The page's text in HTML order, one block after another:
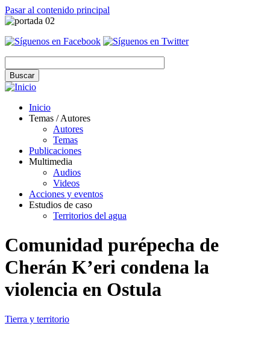
Pasar al contenido principal
Inicio
Temas / Autores
Autores
Temas
Publicaciones
Multimedia
Audios
Videos
Acciones y eventos
Estudios de caso
Territorios del agua
Comunidad purépecha de
Cherán K’eri condena la
violencia en Ostula
Tierra y territorio